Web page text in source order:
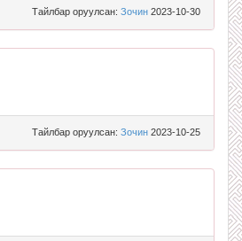
Тайлбар оруулсан: Зочин 2023-10-30
Тайлбар оруулсан: Зочин 2023-10-25